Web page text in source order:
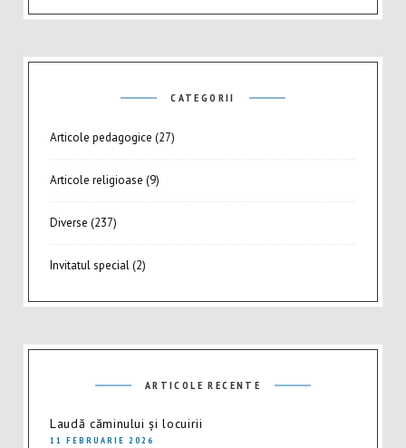
CATEGORII
Articole pedagogice (27)
Articole religioase (9)
Diverse (237)
Invitatul special(2)
ARTICOLE RECENTE
Laudă căminului și locuirii
11 FEBRUARIE 2026